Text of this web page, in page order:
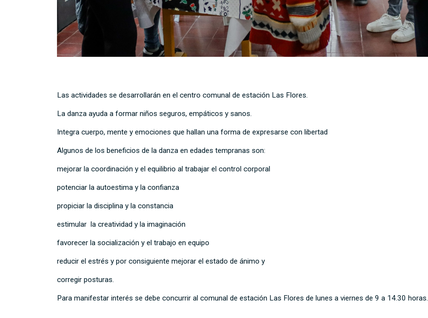
Las actividades se desarrollarán en el centro comunal de estación Las Flores.
La danza ayuda a formar niños seguros, empáticos y sanos.
Integra cuerpo, mente y emociones que hallan una forma de expresarse con libertad
Algunos de los beneficios de la danza en edades tempranas son:
mejorar la coordinación y el equilibrio al trabajar el control corporal
potenciar la autoestima y la confianza
propiciar la disciplina y la constancia
estimular la creatividad y la imaginación
favorecer la socialización y el trabajo en equipo
reducir el estrés y por consiguiente mejorar el estado de ánimo y
corregir posturas.
Para manifestar interés se debe concurrir al comunal de estación Las Flores de lunes a viernes de 9 a 14.30 horas.